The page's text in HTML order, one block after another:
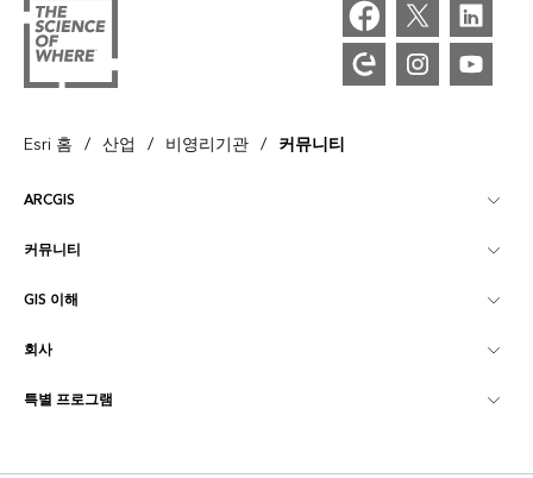
Esri 홈 / 산업 / 비영리기관 / 커뮤니티
ARCGIS
ArcGIS Overview
매핑
커뮤니티
Esri 커뮤니티
ArcGIS Blog
GIS 이해
GIS란?
로케이션 인텔리전스
교육
회사
Esri 정보
특별 프로그램